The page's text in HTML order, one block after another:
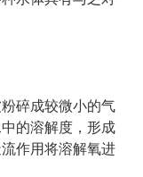
碎成较微小的气
的溶解度，形成
作用将溶解氧进